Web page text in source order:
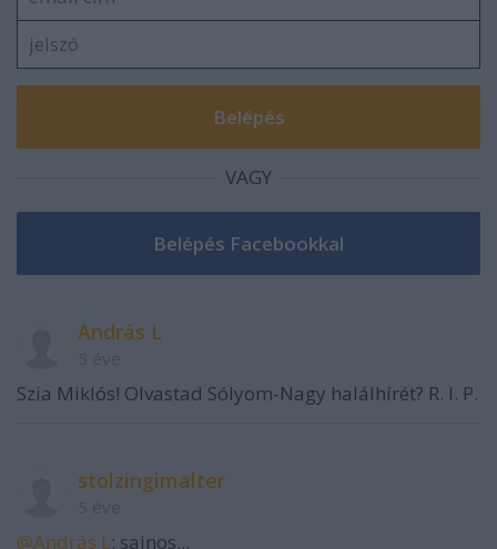
VAGY
András L
Szia Miklós! Olvastad Sólyom-Nagy halálhírét? R. I. P.
stolzingimalter
@András L: sajnos...